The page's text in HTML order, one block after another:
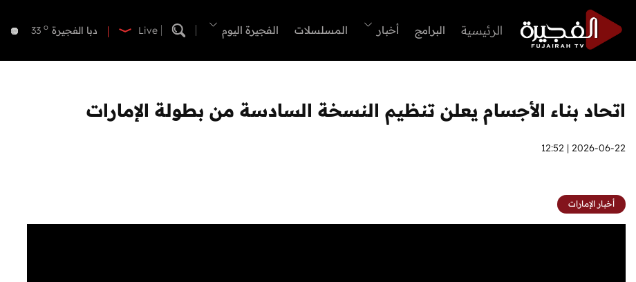
الرئيسية البرامج أخبار المسلسلات الفجيرة اليوم Live دبا الفجيرة 33 o
أم القيويناتحاد بناء الأجسام يعلن تنظيم النسخة السادسة من بطولة الإمارات
2026-06-22 | 12:52
أخبار الإمارات